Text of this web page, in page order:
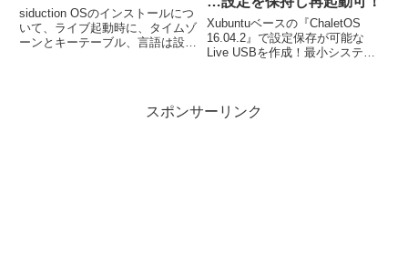
siduction OSのインストールにつ
いて、ライブ起動時に、タイムゾ
ーンとキーテーブル、言語は設定
れるところがありますが、それだ
Xubuntuベースの『ChaletOS
16.04.2』で設定保存が可能な
Live USBを作成！最小システム
は、UNetbootinで作成します。
スポンサーリンク